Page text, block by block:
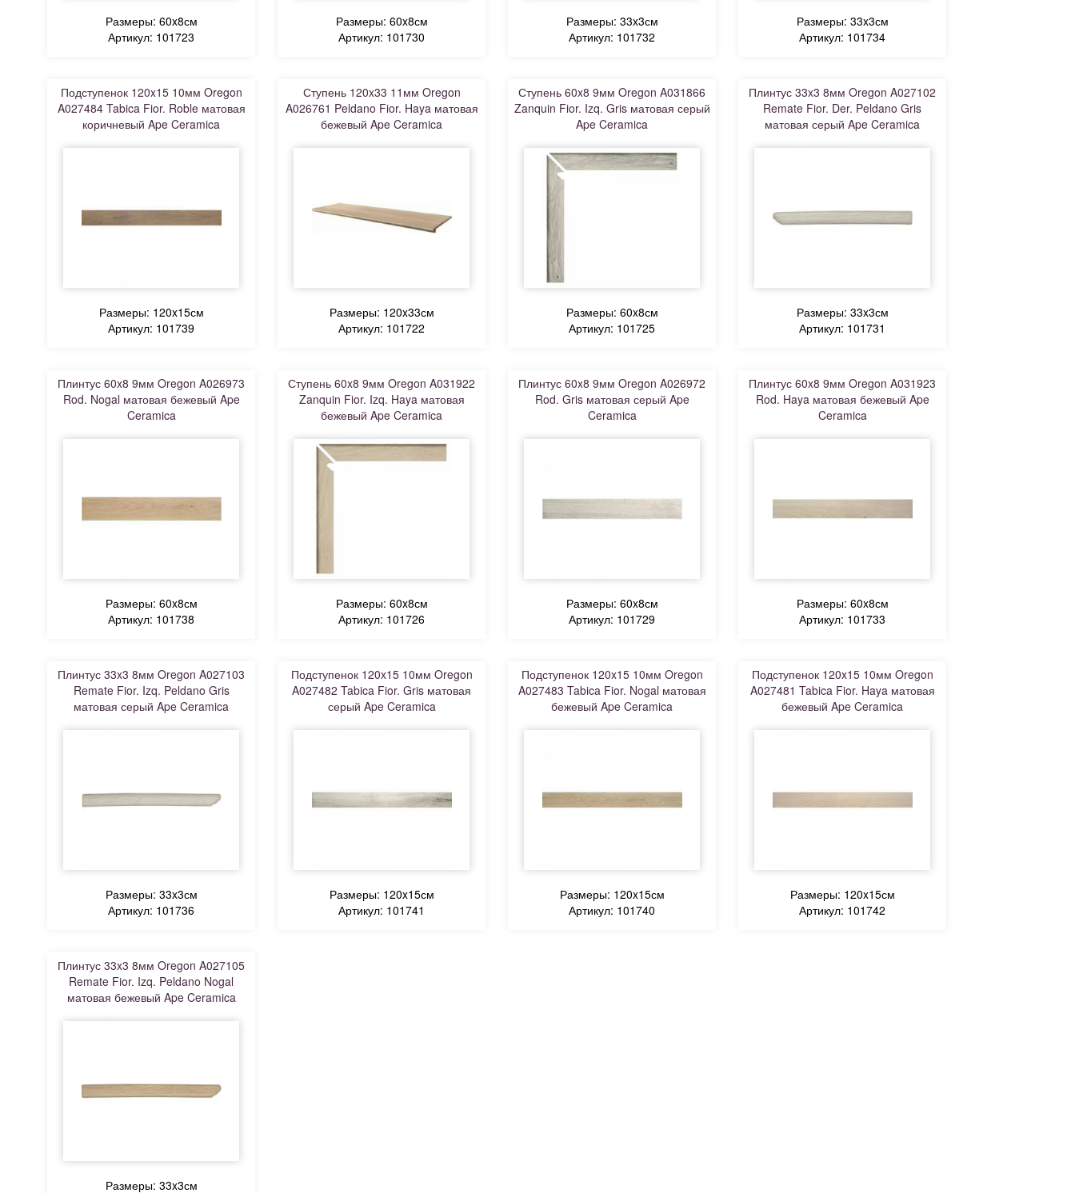
Размеры: 60x8см
Артикул: 101723
Размеры: 60x8см
Артикул: 101730
Размеры: 33x3см
Артикул: 101732
Размеры: 33x3см
Артикул: 101734
Подступенок 120x15 10мм Oregon
A027484 Tabica Fior. Roble матовая
коричневый Ape Ceramica
Размеры: 120x15см
Артикул: 101739
Ступень 120x33 11мм Oregon
A026761 Peldano Fior. Haya матовая
бежевый Ape Ceramica
Размеры: 120x33см
Артикул: 101722
Ступень 60x8 9мм Oregon A031866
Zanquin Fior. Izq. Gris матовая серый
Ape Ceramica
Размеры: 60x8см
Артикул: 101725
Плинтус 33x3 8мм Oregon A027102
Remate Fior. Der. Peldano Gris
матовая серый Ape Ceramica
Размеры: 33x3см
Артикул: 101731
Плинтус 60x8 9мм Oregon A026973
Rod. Nogal матовая бежевый Ape
Ceramica
Размеры: 60x8см
Артикул: 101738
Ступень 60x8 9мм Oregon A031922
Zanquin Fior. Izq. Haya матовая
бежевый Ape Ceramica
Размеры: 60x8см
Артикул: 101726
Плинтус 60x8 9мм Oregon A026972
Rod. Gris матовая серый Ape
Ceramica
Размеры: 60x8см
Артикул: 101729
Плинтус 60x8 9мм Oregon A031923
Rod. Haya матовая бежевый Ape
Ceramica
Размеры: 60x8см
Артикул: 101733
Плинтус 33x3 8мм Oregon A027103
Remate Fior. Izq. Peldano Gris
матовая серый Ape Ceramica
Размеры: 33x3см
Артикул: 101736
Подступенок 120x15 10мм Oregon
A027482 Tabica Fior. Gris матовая
серый Ape Ceramica
Размеры: 120x15см
Артикул: 101741
Подступенок 120x15 10мм Oregon
A027483 Tabica Fior. Nogal матовая
бежевый Ape Ceramica
Размеры: 120x15см
Артикул: 101740
Подступенок 120x15 10мм Oregon
A027481 Tabica Fior. Haya матовая
бежевый Ape Ceramica
Размеры: 120x15см
Артикул: 101742
Плинтус 33x3 8мм Oregon A027105
Remate Fior. Izq. Peldano Nogal
матовая бежевый Ape Ceramica
Размеры: 33x3см